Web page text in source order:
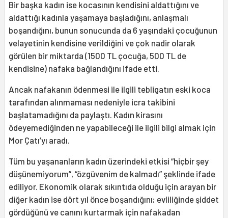
Bir başka kadın ise kocasının kendisini aldattığını ve
aldattığı kadınla yaşamaya başladığını, anlaşmalı
boşandığını, bunun sonucunda da 6 yaşındaki çocuğunun
velayetinin kendisine verildiğini ve çok nadir olarak
görülen bir miktarda (1500 TL çocuğa, 500 TL de
kendisine) nafaka bağlandığını ifade etti.
Ancak nafakanın ödenmesi ile ilgili tebligatın eski koca
tarafından alınmaması nedeniyle icra takibini
başlatamadığını da paylaştı. Kadın kirasını
ödeyemediğinden ne yapabileceği ile ilgili bilgi almak için
Mor Çatı’yı aradı.
Tüm bu yaşananların kadın üzerindeki etkisi “hiçbir şey
düşünemiyorum”, “özgüvenim de kalmadı” şeklinde ifade
ediliyor. Ekonomik olarak sıkıntıda olduğu için arayan bir
diğer kadın ise dört yıl önce boşandığını; evliliğinde şiddet
gördüğünü ve canını kurtarmak için nafakadan